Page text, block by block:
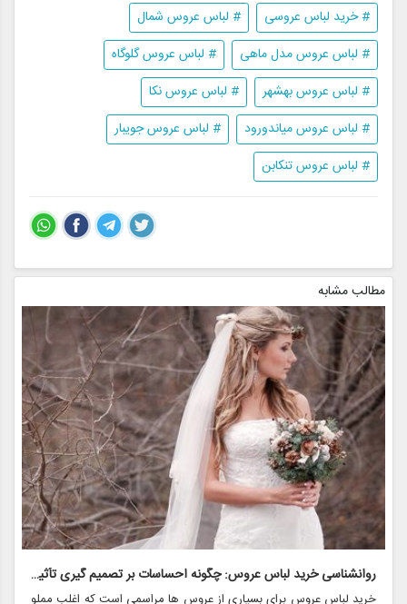
# خرید لباس عروسی
# لباس عروس شمال
# لباس عروس مدل ماهی
# لباس عروس گلوگاه
# لباس عروس بهشهر
# لباس عروس نکا
# لباس عروس میاندورود
# لباس عروس جویبار
# لباس عروس تنکابن
مطالب مشابه
روانشناسی خرید لباس عروس: چگونه احساسات بر تصمیم گیری تأثیر می گذارد
خرید لباس عروس برای بسیاری از عروس ها مراسمی است که اغلب مملو